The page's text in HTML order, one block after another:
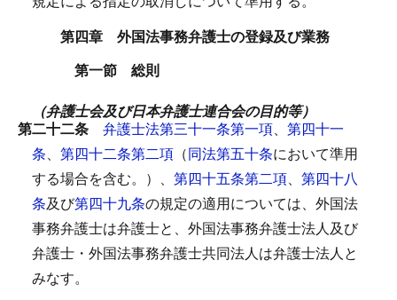
第四章 外国法事務弁護士の登録及び業務
第一節 総則
（弁護士会及び日本弁護士連合会の目的等）
第二十二条 弁護士法第三十一条第一項、 第四十一
条、 第四十二条第二項 （同法第五十条において準用
する場合を含む。）、 第四十五条第二項、 第四十八
条及び第四十九条の規定の適用については、外国法
事務弁護士は弁護士と、外国法事務弁護士法人及び
弁護士・外国法事務弁護士共同法人は弁護士法人と
みなす。